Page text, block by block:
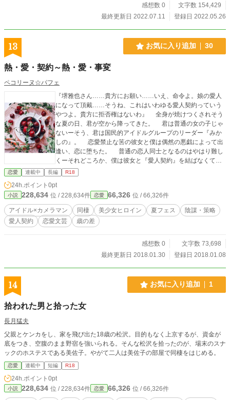
感想数 0
文字数 154,429
最終更新日 2022.07.11
登録日 2022.05.26
13 お気に入り追加 30
熱・愛・契約～熱・愛・事変
ペコリーヌ☆パフェ
『堺雅也さん……貴方にお願い……いえ、命令よ。娘の愛人
になって頂戴……そうね、これはいわゆる愛人契約っていう
やつよ。貴方に拒否権はないわ』 全身が焼けつくされそう
な夏の日、君が空から降ってきた。 君は普通の女の子じゃ
ないーそう、君は国民的アイドルグループのリーダー『みか
しの』。 恋愛禁止な筈の彼女と僕は偶然の悪戯によって出
逢い、恋に堕ちた。 普通の恋人同士となるのはやはり難し
くーそれどころか、僕は彼女と『愛人契約』を結ばなくては
ならなくなり…… まさか、母親に彼女との愛人契約を強要
恋愛 連載中 長編 R18
24h.ポイント 0pt
小説 228,634 位 / 228,634件 恋愛 66,326 位 / 66,326件
アイドル×カメラマン 同棲 美少女ヒロイン 夏フェス
陰謀・策略
愛人契約
恋愛文芸 歳の差
感想数 0
文字数 73,698
最終更新日 2018.01.30
登録日 2018.01.08
14 お気に入り追加 1
拾われた男と拾った女
長月猛夫
父親とケンカをし、家を飛び出た18歳の松沢。目的もなく上京するが、資金が
底をつき、空腹のまま野宿を強いられる。そんな松沢を拾ったのが、場末のスナ
ックのホステスである美佐子。やがて二人は美佐子の部屋で同棲をはじめる。
恋愛 連載中 短編 R18
24h.ポイント 0pt
小説 228,634 位 / 228,634件 恋愛 66,326 位 / 66,326件